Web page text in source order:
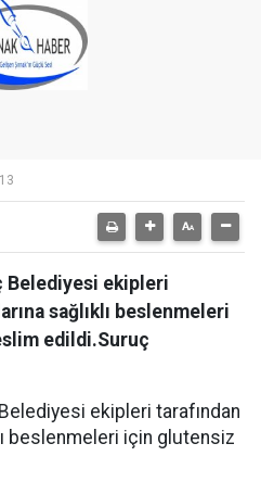
Belediyesi ekipleri
sağlıklı beslenmeleri
edildi.Suruç
ekipleri tarafından
beslenmeleri için glutensiz